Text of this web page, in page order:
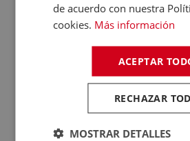
Reproductores MP3
/ MP4 / MP5
Radios CD / FM
Despertadores
Barras de Sonido
Altavoces
Inalambricos
de acuerdo con nuestra
cookies. Más información
ACEPTAR
RECHAZAR
MOSTRAR DETALLES